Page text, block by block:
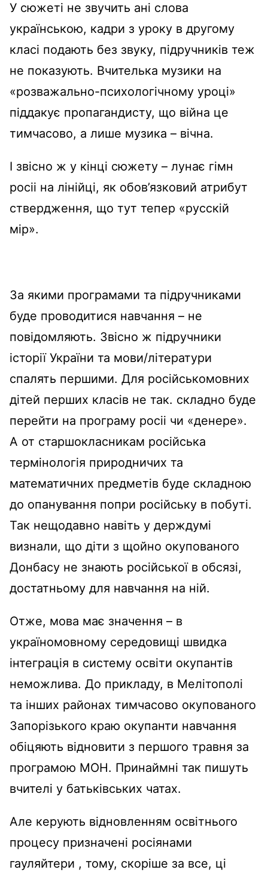
У сюжеті не звучить ані слова
українською, кадри з уроку в другому
класі подають без звуку, підручників теж
не показують. Вчителька музики на
«розважально-психологічному уроці»
піддакує пропагандисту, що війна це
тимчасово, а лише музика – вічна.
І звісно ж у кінці сюжету – лунає гімн
росіі на лінійці, як обов’язковий атрибут
ствердження, що тут тепер «русскій
мір».
За якими програмами та підручниками
буде проводитися навчання – не
повідомляють. Звісно ж підручники
історії України та мови/літератури
спалять першими. Для російськомовних
дітей перших класів не так. складно буде
перейти на програму росіі чи «денере».
А от старшокласникам російська
термінологія природничих та
математичних предметів буде складною
до опанування попри російську в побуті.
Так нещодавно навіть у держдумі
визнали, що діти з щойно окупованого
Донбасу не знають російської в обсязі,
достатньому для навчання на ній.
Отже, мова має значення – в
україномовному середовищі швидка
інтеграція в систему освіти окупантів
неможлива. До прикладу, в Мелітополі
та інших районах тимчасово окупованого
Запорізького краю окупанти навчання
обіцяють відновити з першого травня за
програмою МОН. Принаймні так пишуть
вчителі у батьківських чатах.
Але керують відновленням освітнього
процесу призначені росіянами
гауляйтери , тому, скоріше за все, ці